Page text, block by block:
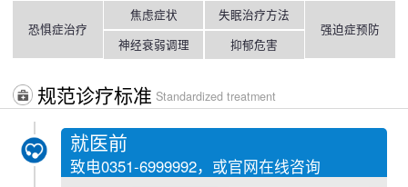
恐惧症治疗
焦虑症状
神经衰弱调理
失眠治疗方法
抑郁危害
强迫症预防
规范诊疗标准 Standardized treatment
就医前
致电0351-6999992，或官网在线咨询